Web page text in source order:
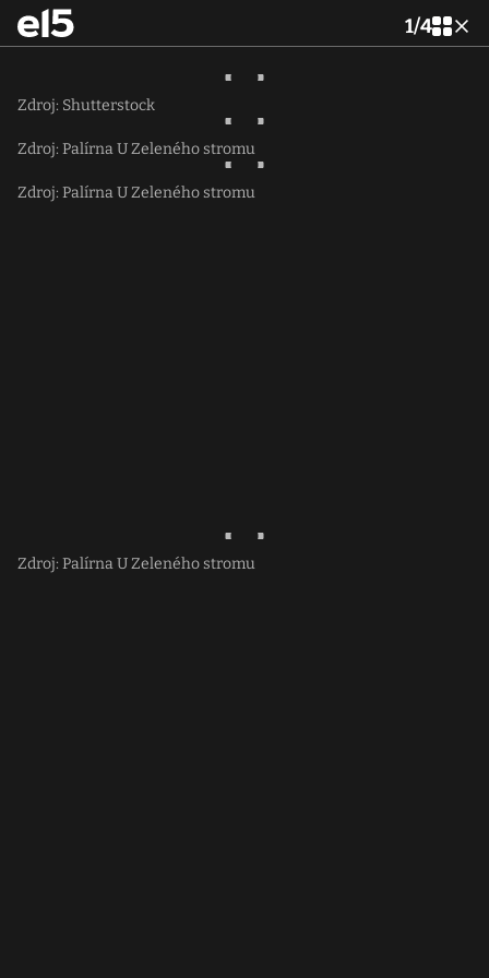
1/4
Zdroj: Shutterstock
Zdroj: Palírna U Zeleného stromu
Zdroj: Palírna U Zeleného stromu
Zdroj: Palírna U Zeleného stromu